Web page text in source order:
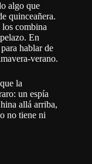
algo que
quinceañera.
combina
En
hablar de
verano.
la
un espía
allá arriba,
no tiene ni